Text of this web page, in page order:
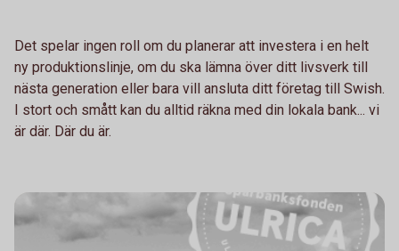
Det spelar ingen roll om du planerar att investera i en helt
ny produktionslinje, om du ska lämna över ditt livsverk till
nästa generation eller bara vill ansluta ditt företag till Swish.
I stort och smått kan du alltid räkna med din lokala bank... vi
är där. Där du är.